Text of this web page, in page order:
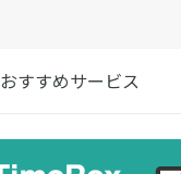
おすすめサービス